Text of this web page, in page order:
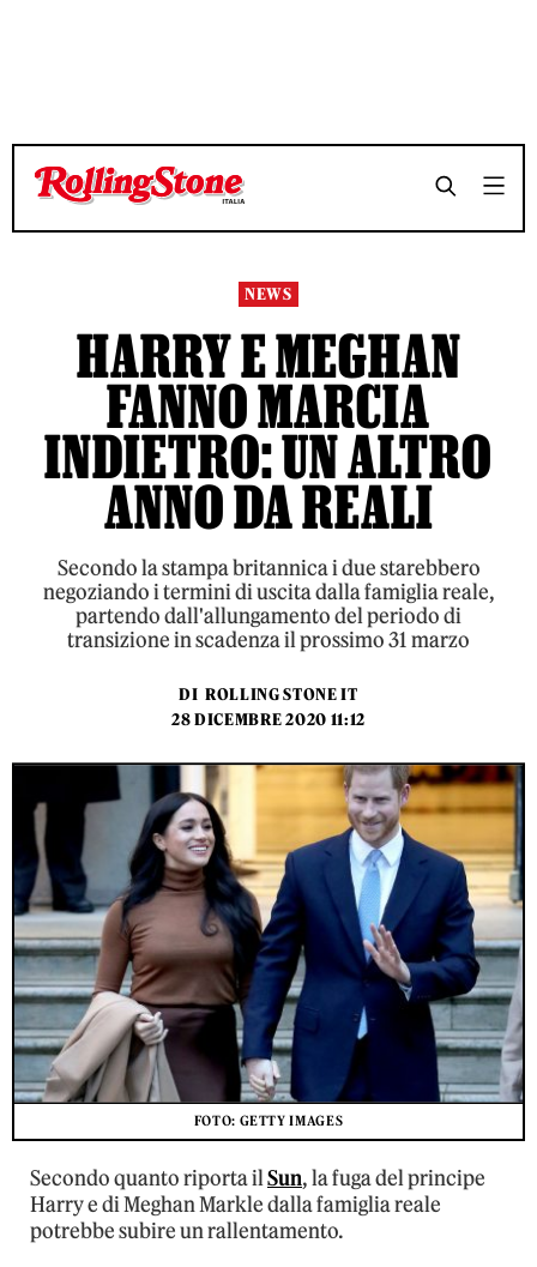
TEMPO DI LETTURA 3 MINUTI
TEMPO DI LETTURA 3 MINUTI
NEWS
HARRY E MEGHAN
FANNO MARCIA
INDIETRO: UN ALTRO
ANNO DA REALI
Secondo la stampa britannica i due starebbero
negoziando i termini di uscita dalla famiglia reale,
partendo dall'allungamento del periodo di
transizione in scadenza il prossimo 31 marzo
DI ROLLING STONE IT
28 DICEMBRE 2020 11:12
FOTO: GETTY IMAGES
Secondo quanto riporta ilSun, la fuga del principe
Harry e di Meghan Markle dalla famiglia reale
potrebbe subire un rallentamento.